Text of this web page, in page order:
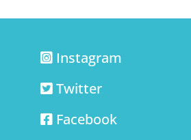
Instagram
Twitter
Facebook